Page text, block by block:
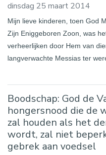
dinsdag 25 maart 2014
Mijn lieve kinderen, toen God
Zijn Eniggeboren Zoon, was
verheerlijken door Hem van
langverwachte Messias ter
Boodschap: God de
hongersnood die de
zal houden als het
wordt, zal niet
gebrek aan voedsel